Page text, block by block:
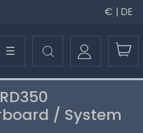
€ | DE
☰
/ System